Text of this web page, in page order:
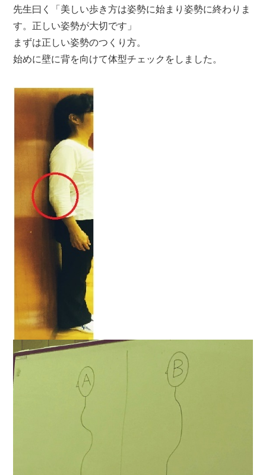
先生曰く「美しい歩き方は姿勢に始まり姿勢に終わりま
す。正しい姿勢が大切です」
まずは正しい姿勢のつくり方。
始めに壁に背を向けて体型チェックをしました。